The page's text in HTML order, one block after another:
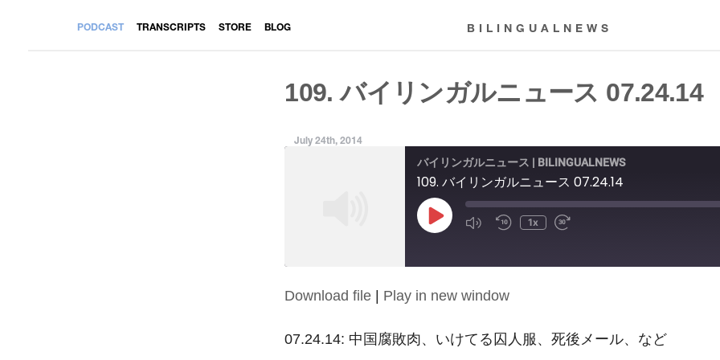
PODCAST TRANSCRIPTS STORE BLOG BILINGUALNEWS
109. バイリンガルニュース 07.24.14
July 24th, 2014
バイリンガルニュース | BILINGUALNEWS
109. バイリンガルニュース 07.24.14
Play
Episode
1x
SHARE
LINK
Download file | Play in new window
07.24.14: 中国腐敗肉、いけてる囚人服、死後メール、など